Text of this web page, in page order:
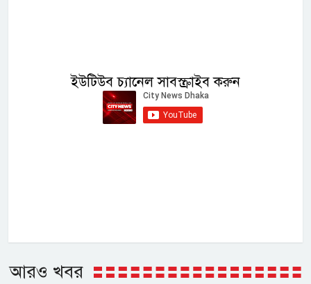
ইউটিউব চ্যানেল সাবস্ক্রাইব করুন
আরও খবর